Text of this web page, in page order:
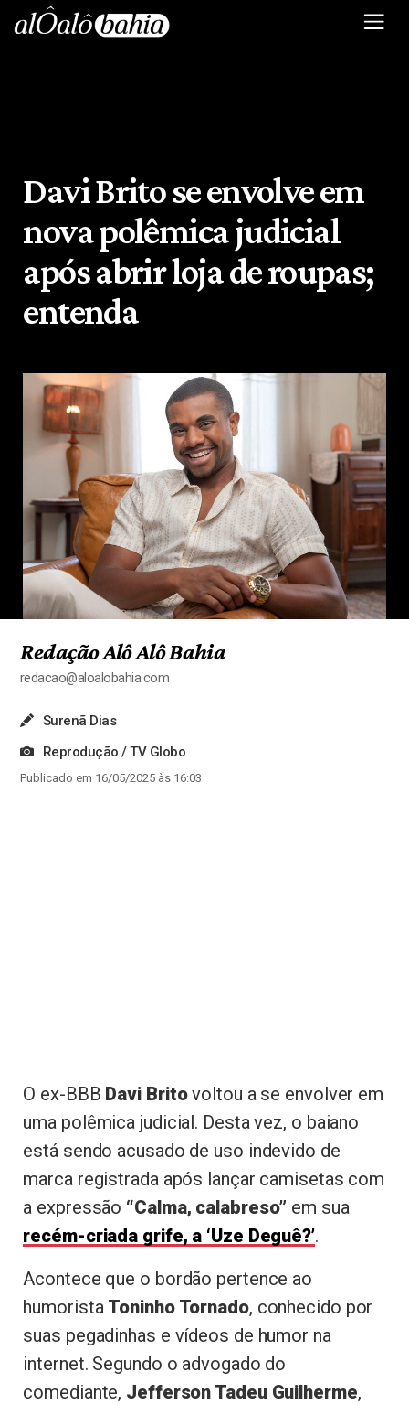
Davi Brito se envolve em
nova polêmica judicial
após abrir loja de roupas;
entenda
Redação Alô Alô Bahia
redacao@aloalobahia.com
Surenã Dias
Reprodução / TV Globo
Publicado em 16/05/2025 às 16:03
O ex-BBB Davi Britovoltou a se envolver em
uma polêmica judicial. Desta vez, o baiano
está sendo acusado de uso indevido de
marca registrada após lançar camisetas com
a expressão “Calma, calabreso” em sua
recém-criada grife, a ‘Uze Deguê?’.
Acontece que o bordão pertence ao
humorista Toninho Tornado, conhecido por
suas pegadinhas e vídeos de humor na
internet. Segundo o advogado do
comediante, Jefferson Tadeu Guilherme,